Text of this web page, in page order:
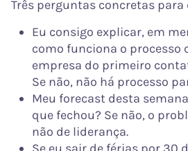
Três perguntas concretas para
Eu consigo explicar, em
como funciona o processo
empresa do primeiro
Se não, não há processo
Meu forecast desta
que fechou? Se não, o
não de liderança.
Se eu sair de férias por 30